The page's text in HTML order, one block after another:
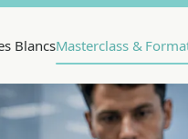
BlancsMasterclass &